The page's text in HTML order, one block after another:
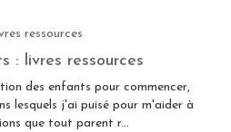
: livres ressources
des enfants pour commencer,
lesquels j'ai puisé pour m'aider à
que tout parent r...